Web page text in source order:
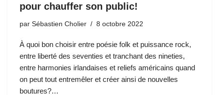
pour chauffer son public!
par Sébastien Cholier 8 octobre 2022
À quoi bon choisir entre poésie folk et puissance rock,
entre liberté des seventies et tranchant des nineties,
entre harmonies irlandaises et reliefs américains quand
on peut tout entremêler et créer ainsi de nouvelles
boutures?…